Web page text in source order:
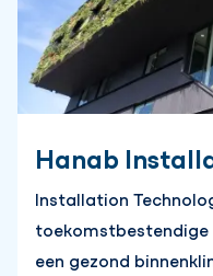
Hanab
Installation
toekomstbestendige
een gezond